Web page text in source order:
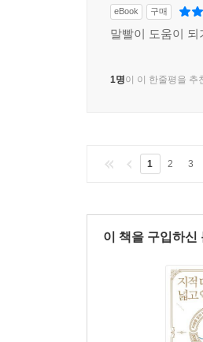
eBook 구매
말빨이 도움이 되
1명이 이 한줄평을 추
1 2 3
이 책을 구입하신